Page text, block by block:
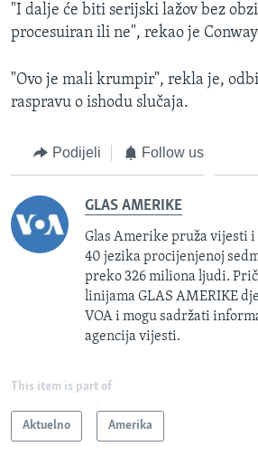
"I dalje će biti serijski lažov bez
procesuiran ili ne", rekao je
"Ovo je mali krumpir", rekla je,
raspravu o ishodu slučaja.
Podijeli Follow us
GLAS AMERIKE
Glas Amerike pruža vijesti
40 jezika procijenjenoj
preko 326 miliona ljudi.
linijama GLAS AMERIKE
VOA i mogu sadržati
agencija vijesti.
This item is part of
Aktuelno Amerika